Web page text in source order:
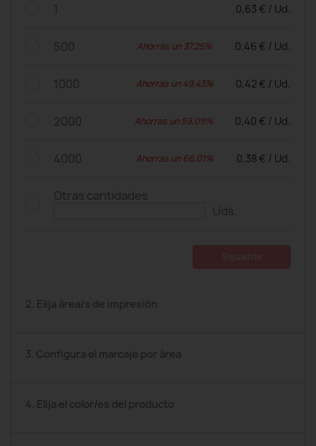
1 0,63 € / Ud.
500 Ahorras un 37,25% 0,46 € / Ud.
1000 Ahorras un 49,43% 0,42 € / Ud.
2000 Ahorras un 59,09% 0,40 € / Ud.
4000 Ahorras un 66,01% 0,38 € / Ud.
Otras cantidades
Uds.
2. Elija área/s de impresión
3. Configura el marcaje por área
4. Elija el color/es del producto